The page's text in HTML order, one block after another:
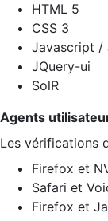
HTML 5
CSS 3
Javascript /
JQuery-ui
SolR
Agents
Les vérifications
Firefox et
Safari et
Firefox et